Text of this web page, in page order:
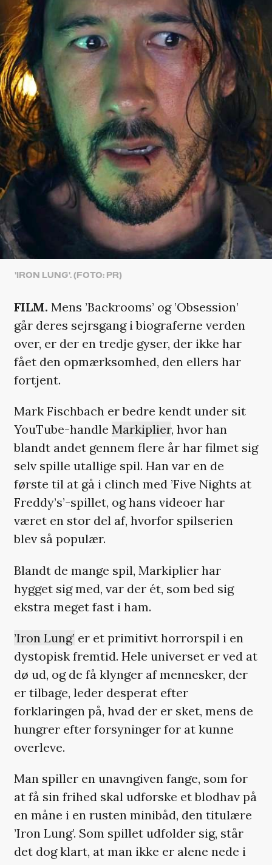
'IRON LUNG'. (FOTO: PR)
FILM. Mens ’Backrooms’ og ’Obsession’
går deres sejrsgang i biograferne verden
over, er der en tredje gyser, der ikke har
fået den opmærksomhed, den ellers har
fortjent.
Mark Fischbach er bedre kendt under sit
YouTube-handle Markiplier, hvor han
blandt andet gennem flere år har filmet sig
selv spille utallige spil. Han var en de
første til at gå i clinch med ’Five Nights at
Freddy’s’-spillet, og hans videoer har
været en stor del af, hvorfor spilserien
blev så populær.
Blandt de mange spil, Markiplier har
hygget sig med, var der ét, som bed sig
ekstra meget fast i ham.
’Iron Lung’ er et primitivt horrorspil i en
dystopisk fremtid. Hele universet er ved at
dø ud, og de få klynger af mennesker, der
er tilbage, leder desperat efter
forklaringen på, hvad der er sket, mens de
hungrer efter forsyninger for at kunne
overleve.
Man spiller en unavngiven fange, som for
at få sin frihed skal udforske et blodhav på
en måne i en rusten minibåd, den titulære
’Iron Lung’. Som spillet udfolder sig, står
det dog klart, at man ikke er alene nede i